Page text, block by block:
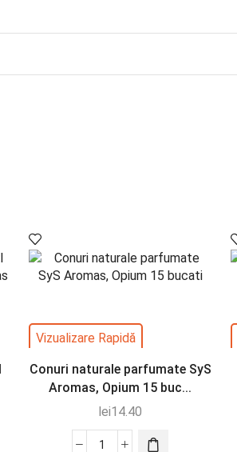
Vizualizare Rapidă
Conuri naturale parfumate SyS
Aromas, Opium 15 buc...
lei14.40